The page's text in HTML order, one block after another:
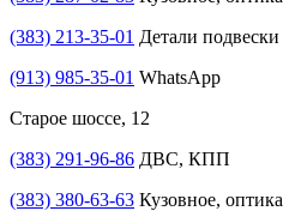
(383) 213-35-01 Детали подвески
(913) 985-35-01 WhatsApp
Старое шоссе, 12
(383) 291-96-86 ДВС, КПП
(383) 380-63-63 Кузовное, оптика